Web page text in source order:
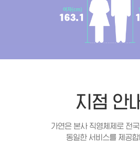
지점 안
가연은 본사 직영체제로 전
동일한 서비스를 제공